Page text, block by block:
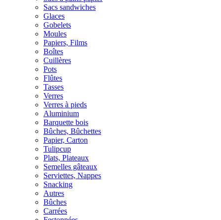
Sacs sandwiches
Glaces
Gobelets
Moules
Papiers, Films
Boîtes
Cuillères
Pots
Flûtes
Tasses
Verres
Verres à pieds
Aluminium
Barquette bois
Bûches, Bûchettes
Papier, Carton
Tulipcup
Plats, Plateaux
Semelles gâteaux
Serviettes, Nappes
Snacking
Autres
Bûches
Carrées